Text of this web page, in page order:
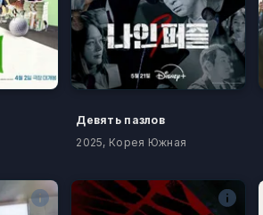
Девять пазлов
2025, Корея Южная